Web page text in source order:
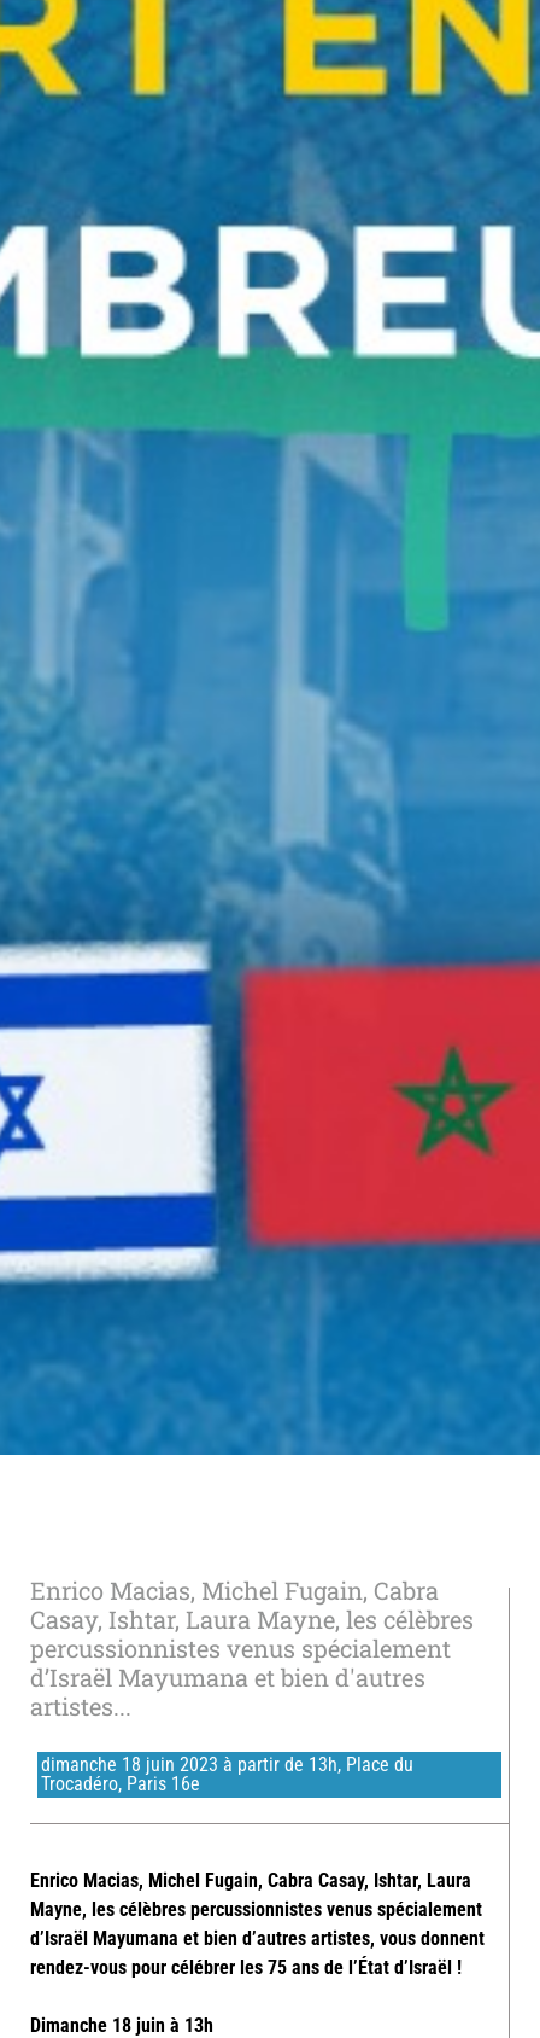
Enrico Macias, Michel Fugain, Cabra
Casay, Ishtar, Laura Mayne, les célèbres
percussionnistes venus spécialement
d’Israël Mayumana et bien d'autres
artistes...
dimanche 18 juin 2023 à partir de 13h, Place du
Trocadéro, Paris 16e
Enrico Macias, Michel Fugain, Cabra Casay, Ishtar, Laura
Mayne, les célèbres percussionnistes venus spécialement
d’Israël Mayumana et bien d’autres artistes, vous donnent
rendez-vous pour célébrer les 75 ans de l’État d’Israël !
Dimanche 18 juin à 13h